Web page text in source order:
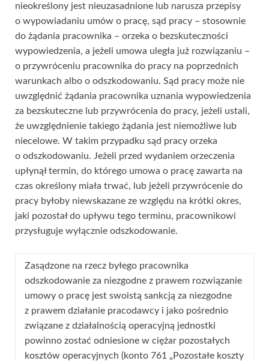
nieokreślony jest nieuzasadnione lub narusza przepisy
o wypowiadaniu umów o pracę, sąd pracy – stosownie
do żądania pracownika – orzeka o bezskuteczności
wypowiedzenia, a jeżeli umowa uległa już rozwiązaniu –
o przywróceniu pracownika do pracy na poprzednich
warunkach albo o odszkodowaniu. Sąd pracy może nie
uwzględnić żądania pracownika uznania wypowiedzenia
za bezskuteczne lub przywrócenia do pracy, jeżeli ustali,
że uwzględnienie takiego żądania jest niemożliwe lub
niecelowe. W takim przypadku sąd pracy orzeka
o odszkodowaniu. Jeżeli przed wydaniem orzeczenia
upłynął termin, do którego umowa o pracę zawarta na
czas określony miała trwać, lub jeżeli przywrócenie do
pracy byłoby niewskazane ze względu na krótki okres,
jaki pozostał do upływu tego terminu, pracownikowi
przysługuje wyłącznie odszkodowanie.
Zasądzone na rzecz byłego pracownika
odszkodowanie za niezgodne z prawem rozwiązanie
umowy o pracę jest swoistą sankcją za niezgodne
z prawem działanie pracodawcy i jako pośrednio
związane z działalnością operacyjną jednostki
powinno zostać odniesione w ciężar pozostałych
kosztów operacyjnych (konto 761 „Pozostałe koszty